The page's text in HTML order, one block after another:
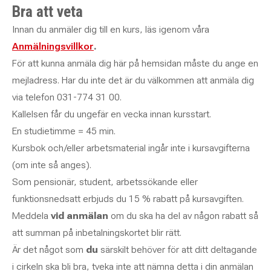
Bra att veta
Innan du anmäler dig till en kurs, läs igenom våra
Anmälningsvillkor.
För att kunna anmäla dig här på hemsidan måste du ange en
mejladress. Har du inte det är du välkommen att anmäla dig
via telefon 031-774 31 00.
Kallelsen får du ungefär en vecka innan kursstart.
En studietimme = 45 min.
Kursbok och/eller arbetsmaterial ingår inte i kursavgifterna
(om inte så anges).
Som pensionär, student, arbetssökande eller
funktionsnedsatt erbjuds du 15 % rabatt på kursavgiften.
Meddela vid anmälan om du ska ha del av någon rabatt så
att summan på inbetalningskortet blir rätt.
Är det något som du särskilt behöver för att ditt deltagande
i cirkeln ska bli bra, tveka inte att nämna detta i din anmälan